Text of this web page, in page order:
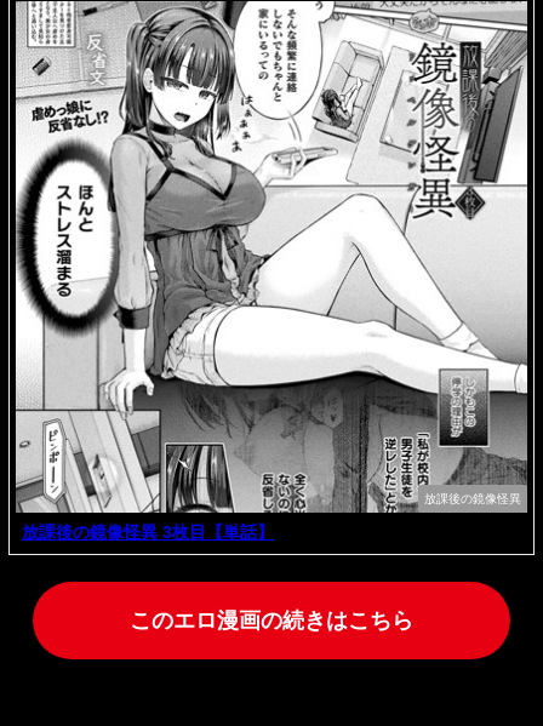
放課後の鏡像怪異
放課後の鏡像怪異 3枚目【単話】
このエロ漫画の続きはこちら